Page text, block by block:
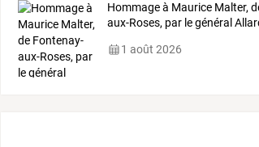
Hommage à Maurice Malter,
aux-Roses, par le général
1 août 2026